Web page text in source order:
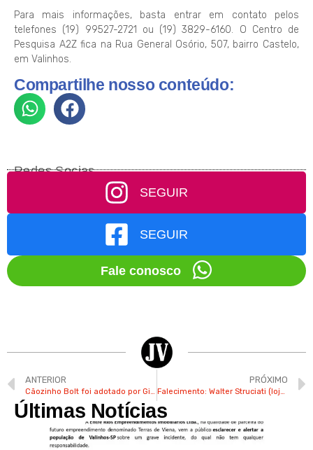
Para mais informações, basta entrar em contato pelos
telefones (19) 99527-2721 ou (19) 3829-6160. O Centro de
Pesquisa A2Z fica na Rua General Osório, 507, bairro Castelo,
em Valinhos.
Compartilhe nosso conteúdo:
Redes Socias
SEGUIR
SEGUIR
Fale conosco
ANTERIOR
Cãozinho Bolt foi adotado por Gisele e hoje é seu melhor amigo
PRÓXIMO
Falecimento: Walter Struciati (loja Rosé Gold)
Últimas Notícias